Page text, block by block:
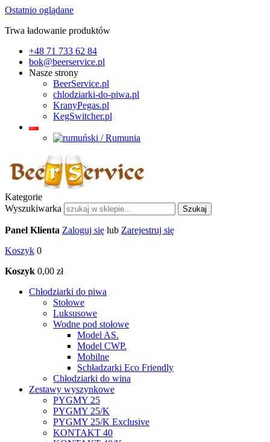
Ostatnio oglądane
Trwa ładowanie produktów
+48 71 733 62 84
bok@beerservice.pl
Nasze strony
BeerService.pl
chlodziarki-do-piwa.pl
KranyPegas.pl
KegSwitcher.pl
Kategorie
Wyszukiwarka
Szukaj
Panel Klienta Zaloguj się lub Zarejestruj się
Koszyk 0
Koszyk 0,00 zł
Chłodziarki do piwa
Stołowe
Luksusowe
Wodne pod stołowe
Model AS.
Model CWP.
Mobilne
Schładzarki Eco Friendly
Chłodziarki do wina
Zestawy wyszynkowe
PYGMY 25
PYGMY 25/K
PYGMY 25/K Exclusive
KONTAKT 40